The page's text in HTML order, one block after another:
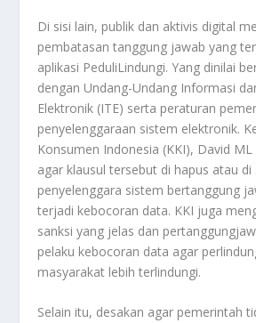
Di sisi lain, publik dan aktivis digital
pembatasan tanggung jawab yang
aplikasi PeduliLindungi. Yang dinilai
dengan Undang-Undang Informasi
Elektronik (ITE) serta peraturan
penyelenggaraan sistem elektronik.
Konsumen Indonesia (KKI), David
agar klausul tersebut di hapus atau di
penyelenggara sistem bertanggung
terjadi kebocoran data. KKI juga
sanksi yang jelas dan
pelaku kebocoran data agar
masyarakat lebih terlindungi.
Selain itu, desakan agar pemerintah